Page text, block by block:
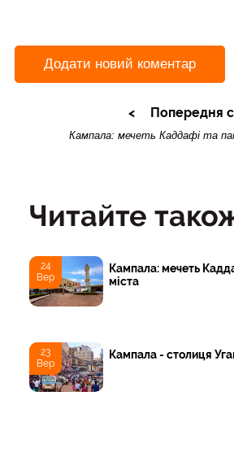
Додати новий коментар
Попередня
Кампала: мечеть Каддафі та
Читайте
24
Вер
Кампала: мечеть
міста
23
Вер
Кампала - столиця